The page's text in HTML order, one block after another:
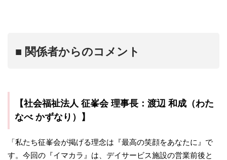
■ 関係者からのコメント
【社会福祉法人 征峯会 理事長：渡辺 和成（わた
なべ かずなり）】
「私たち征峯会が掲げる理念は『最高の笑顔をあなたに』で
す。今回の『イマカラ』は、デイサービス施設の営業前後と